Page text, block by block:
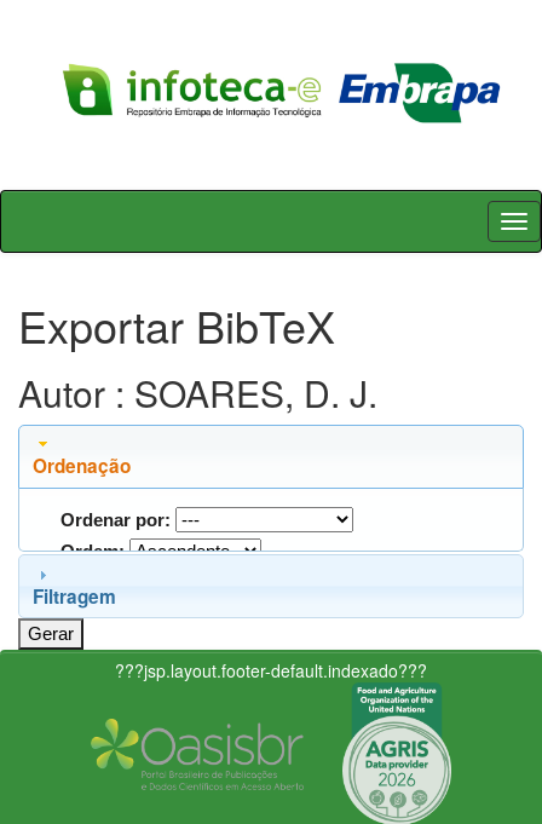
Skip
Exportar BibTeX
Autor : SOARES, D. J.
Ordenação
Ordenar por:
Ordem:
Filtragem
???jsp.layout.footer-default.indexado???